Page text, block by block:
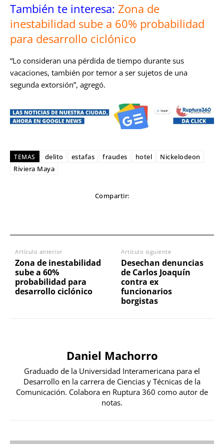
También te interesa: Zona de
inestabilidad sube a 60% probabilidad
para desarrollo ciclónico
“Lo consideran una pérdida de tiempo durante sus
vacaciones, también por temor a ser sujetos de una
segunda extorsión”, agregó.
TEMAS delito estafas fraudes hotel
Nickelodeon
Riviera Maya
Compartir:
Artículo anterior
Zona de inestabilidad
sube a 60%
probabilidad para
desarrollo ciclónico
Artículo siguiente
Desechan denuncias
de Carlos Joaquín
contra ex
funcionarios
borgistas
Daniel Machorro
Graduado de la Universidad Interamericana para el
Desarrollo en la carrera de Ciencias y Técnicas de la
Comunicación. Colabora en Ruptura 360 como autor de
notas.